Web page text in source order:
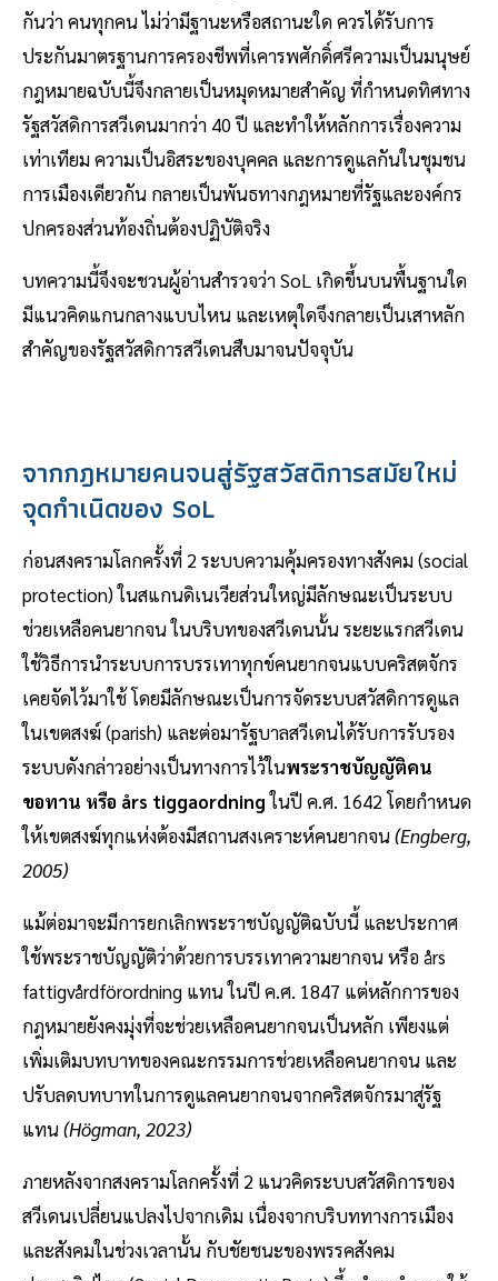
กันว่า คนทุกคน ไม่ว่ามีฐานะหรือสถานะใด ควรได้รับการ
ประกันมาตรฐานการครองชีพที่เคารพศักดิ์ศรีความเป็นมนุษย์
กฎหมายฉบับนี้จึงกลายเป็นหมุดหมายสำคัญ ที่กำหนดทิศทาง
รัฐสวัสดิการสวีเดนมากว่า 40 ปี และทำให้หลักการเรื่องความ
เท่าเทียม ความเป็นอิสระของบุคคล และการดูแลกันในชุมชน
การเมืองเดียวกัน กลายเป็นพันธทางกฎหมายที่รัฐและองค์กร
ปกครองส่วนท้องถิ่นต้องปฏิบัติจริง
บทความนี้จึงจะชวนผู้อ่านสำรวจว่า SoL เกิดขึ้นบนพื้นฐานใด
มีแนวคิดแกนกลางแบบไหน และเหตุใดจึงกลายเป็นเสาหลัก
สำคัญของรัฐสวัสดิการสวีเดนสืบมาจนปัจจุบัน
จากกฎหมายคนจนสู่รัฐสวัสดิการสมัยใหม่
จุดกำเนิดของ SoL
ก่อนสงครามโลกครั้งที่ 2 ระบบความคุ้มครองทางสังคม (social
protection) ในสแกนดิเนเวียส่วนใหญ่มีลักษณะเป็นระบบ
ช่วยเหลือคนยากจน ในบริบทของสวีเดนนั้น ระยะแรกสวีเดน
ใช้วิธีการนำระบบการบรรเทาทุกข์คนยากจนแบบคริสตจักร
เคยจัดไว้มาใช้ โดยมีลักษณะเป็นการจัดระบบสวัสดิการดูแล
ในเขตสงฆ์ (parish) และต่อมารัฐบาลสวีเดนได้รับการรับรอง
ระบบดังกล่าวอย่างเป็นทางการไว้ในพระราชบัญญัติคน
ขอทาน หรือ års tiggaordningในปี ค.ศ. 1642 โดยกำหนด
ให้เขตสงฆ์ทุกแห่งต้องมีสถานสงเคราะห์คนยากจน(Engberg,
2005)
แม้ต่อมาจะมีการยกเลิกพระราชบัญญัติฉบับนี้ และประกาศ
ใช้พระราชบัญญัติว่าด้วยการบรรเทาความยากจน หรือ års
fattigvårdförordning แทน ในปี ค.ศ. 1847 แต่หลักการของ
กฎหมายยังคงมุ่งที่จะช่วยเหลือคนยากจนเป็นหลัก เพียงแต่
เพิ่มเติมบทบาทของคณะกรรมการช่วยเหลือคนยากจน และ
ปรับลดบทบาทในการดูแลคนยากจนจากคริสตจักรมาสู่รัฐ
แทน(Högman, 2023)
ภายหลังจากสงครามโลกครั้งที่ 2 แนวคิดระบบสวัสดิการของ
สวีเดนเปลี่ยนแปลงไปจากเดิม เนื่องจากบริบททางการเมือง
และสังคมในช่วงเวลานั้น กับชัยชนะของพรรคสังคม